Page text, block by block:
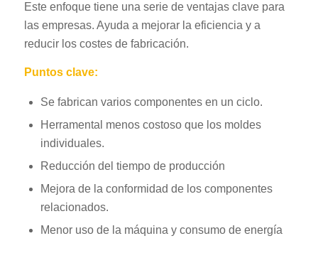
Este enfoque tiene una serie de ventajas clave para
las empresas. Ayuda a mejorar la eficiencia y a
reducir los costes de fabricación.
Puntos clave:
Se fabrican varios componentes en un ciclo.
Herramental menos costoso que los moldes
individuales.
Reducción del tiempo de producción
Mejora de la conformidad de los componentes
relacionados.
Menor uso de la máquina y consumo de energía